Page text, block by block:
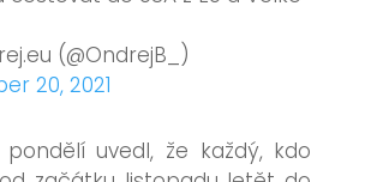
(@OndrejB_)
20, 2021
uvedl, že každý, kdo